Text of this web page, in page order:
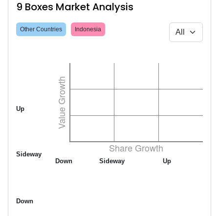
9 Boxes Market Analysis
Other Countries Indonesia
Up
Sideway
Down
Up
Sideway
Down